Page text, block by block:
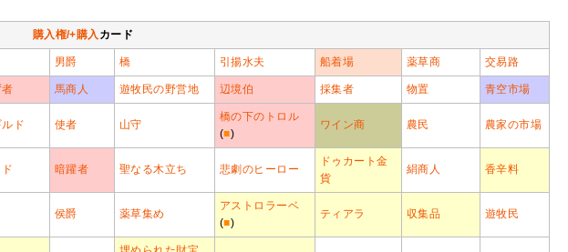
購入権/+購入 カード
男爵 橋 引揚水夫 船着場 薬草商 交易路
馬商人 遊牧民の野営地 辺境伯 採集者 物置 青空市場
ド 使者 山守
橋の下のトロル
(■)
ワイン商 農民 農家の市場
暗躍者 聖なる木立ち 悲劇のヒーロー
ドゥカート金
貨
絹商人 香辛料
侯爵 薬草集め
アストロラーベ
(■)
ティアラ 収集品 遊牧民